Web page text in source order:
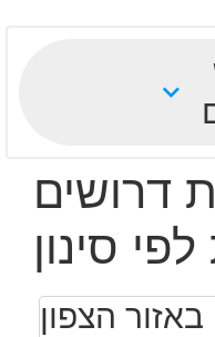
דרושים
לפי סינון
הצפון